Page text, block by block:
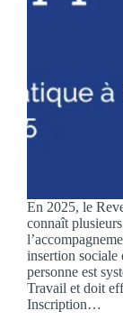
En 2025, le
connaît
insertion sociale
personne est
Travail et doit
Inscription…